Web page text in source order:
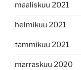
maaliskuu 2021
helmikuu 2021
tammikuu 2021
marraskuu 2020